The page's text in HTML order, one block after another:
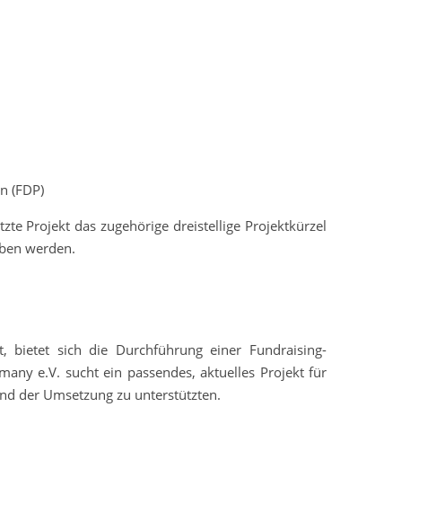
(FDP)
Projekt das zugehörige dreistellige Projektkürzel
werden.
bietet sich die Durchführung einer Fundraising-
e.V. sucht ein passendes, aktuelles Projekt für
der Umsetzung zu unterstützten.